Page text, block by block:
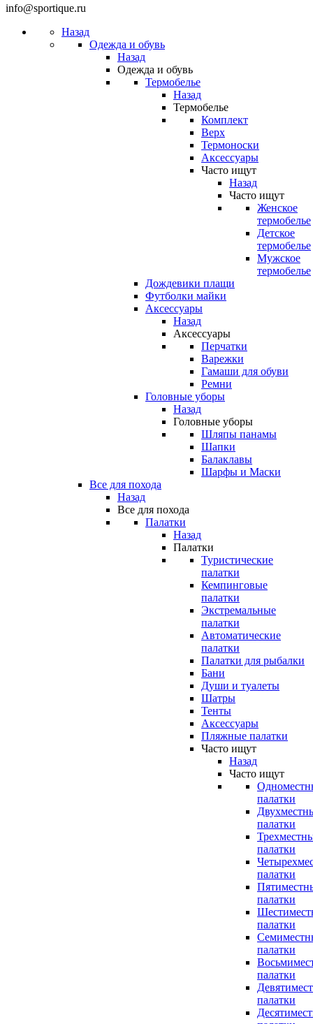
info@sportique.ru
Назад
Одежда и обувь
Назад
Одежда и обувь
Термобелье
Назад
Термобелье
Комплект
Верх
Термоноски
Аксессуары
Часто ищут
Назад
Часто ищут
Женское
термобелье
Детское
термобелье
Мужское
термобелье
Дождевики плащи
Футболки майки
Аксессуары
Назад
Аксессуары
Перчатки
Варежки
Гамаши для обуви
Ремни
Головные уборы
Назад
Головные уборы
Шляпы панамы
Шапки
Балаклавы
Шарфы и Маски
Все для похода
Назад
Все для похода
Палатки
Назад
Палатки
Туристические
палатки
Кемпинговые
палатки
Экстремальные
палатки
Автоматические
палатки
Палатки для рыбалки
Бани
Души и туалеты
Шатры
Тенты
Аксессуары
Пляжные палатки
Часто ищут
Назад
Часто ищут
палатки
палатки
палатки
палатки
палатки
палатки
палатки
палатки
палатки